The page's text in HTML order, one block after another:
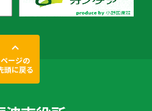
ページの
頭に戻る